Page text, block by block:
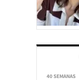
40 SEMANAS